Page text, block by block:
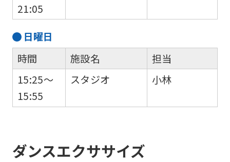
21:05
日曜日
時間
15:25～
15:55
施設名
スタジオ
担当
小林
ダンスエクササイズ